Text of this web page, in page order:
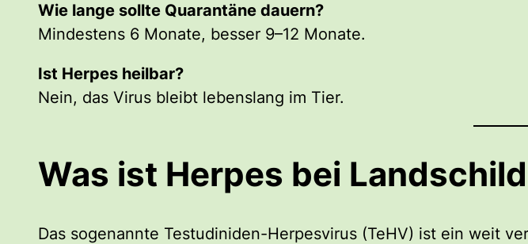
Wie lange sollte Quarantäne dauern?
Mindestens 6 Monate, besser 9–12 Monate.
Ist Herpes heilbar?
Nein, das Virus bleibt lebenslang im Tier.
Was ist Herpes bei
Das sogenannte Testudiniden-Herpesvirus (TeHV) ist ein weit